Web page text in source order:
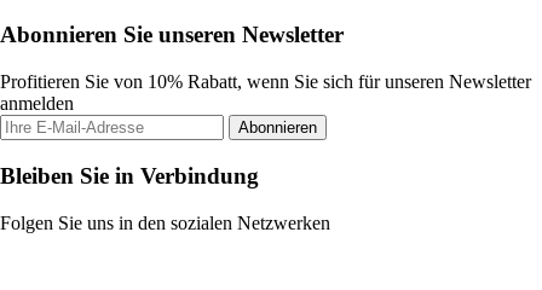
Abonnieren Sie unseren Newsletter
Profitieren Sie von 10% Rabatt, wenn Sie sich für unseren Newsletter
anmelden
Abonnieren
Bleiben Sie in Verbindung
Folgen Sie uns in den sozialen Netzwerken